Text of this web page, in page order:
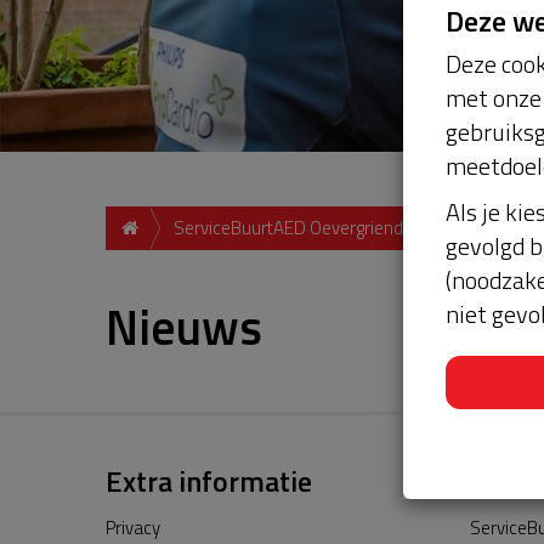
ServiceBuurtAED Oevergriend, 1356 Almere
Nieuws
Extra informatie
Privacy
Deze
Deze
met
Als je
gevolgd
niet